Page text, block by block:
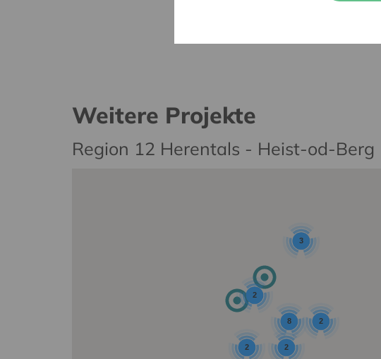
Weitere Projekte
Region 12 Herentals - Heist-od-Berg
8
2 2
3
2
2